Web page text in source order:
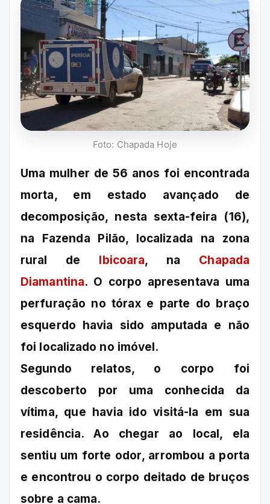
Foto: Chapada Hoje
Uma mulher de 56 anos foi encontrada
morta, em estado avançado de
decomposição, nesta sexta-feira (16),
na Fazenda Pilão, localizada na zona
rural de Ibicoara, na Chapada
Diamantina. O corpo apresentava uma
perfuração no tórax e parte do braço
esquerdo havia sido amputada e não
foi localizado no imóvel.
Segundo relatos, o corpo foi
descoberto por uma conhecida da
vítima, que havia ido visitá-la em sua
residência. Ao chegar ao local, ela
sentiu um forte odor, arrombou a porta
e encontrou o corpo deitado de bruços
sobre a cama.